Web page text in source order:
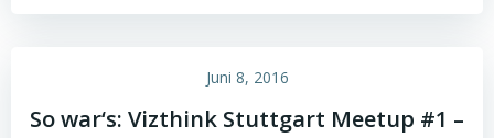
Juni 8, 2016
So war‘s: Vizthink Stuttgart Meetup #1 –